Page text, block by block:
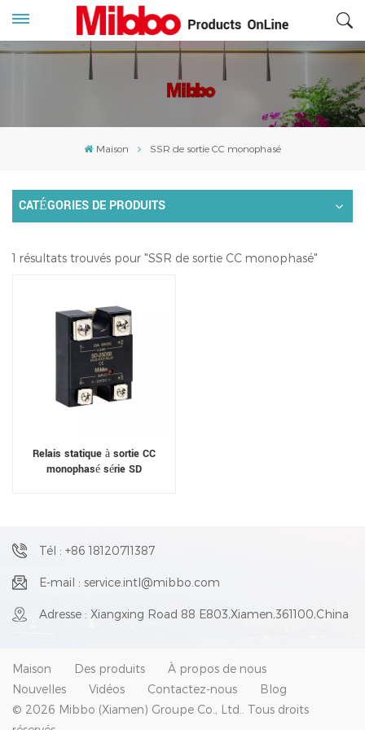
Maison SSR de sortie CC monophasé
CATÉGORIES DE PRODUITS
1 résultats trouvés pour "SSR de sortie CC monophasé"
Relais statique à sortie CC
monophasé série SD
Tél : +86 18120711387
E-mail : service.intl@mibbo.com
Adresse : Xiangxing Road 88 E803,Xiamen,361100,China
Maison Des produits
À propos de nous
Nouvelles
Vidéos Contactez-nous
Blog
© 2026 Mibbo (Xiamen) Groupe Co., Ltd.. Tous droits